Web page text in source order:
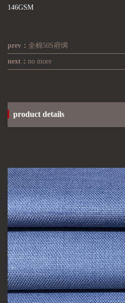
146GSM
prev： 全棉50S府绸
next： no more
product details